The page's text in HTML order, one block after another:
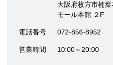
大阪府枚方市楠
モール本館 ２F
電話番号 072-856-8952
営業時間 10:00～20:00